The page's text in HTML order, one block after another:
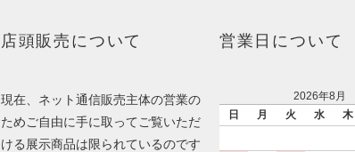
店頭販売について
現在、ネット通信販売主体の営業の
ためご自由に手に取ってご覧いただ
ける展示商品は限られているのです
営業日について
2026年8月
日
月 火 水 木